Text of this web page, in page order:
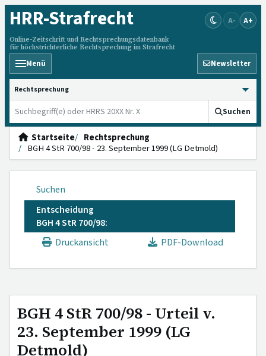
HRR-Strafrecht
Online-Zeitschrift und Rechtsprechungsdatenbank
für höchstrichterliche Rechtsprechung im Strafrecht
A- A+
Menü Newsletter
HRRS durchsuchen
Suchen
Startseite
Rechtsprechung
BGH 4 StR 700/98 - 23. September 1999 (LG Detmold)
Suchen
Entscheidung
BGH 4 StR 700/98:
Druckansicht
PDF-Download
BGH 4 StR 700/98 - Urteil v.
23. September 1999 (LG
Detmold)